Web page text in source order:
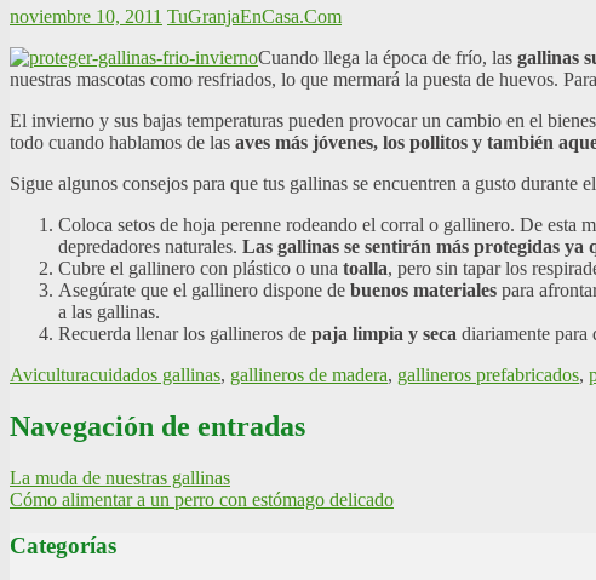
noviembre 10, 2011 TuGranjaEnCasa.Com
Cuando llega la época de frío, las gallinas
nuestras mascotas como resfriados, lo que mermará la puesta de huevos.
El invierno y sus bajas temperaturas pueden provocar un cambio en el
todo cuando hablamos de las aves más jóvenes, los pollitos y también
Sigue algunos consejos para que tus gallinas se encuentren a gusto durante
Coloca setos de hoja perenne rodeando el corral o gallinero. De esta
depredadores naturales. Las gallinas se sentirán más protegidas ya
Cubre el gallinero con plástico o una toalla, pero sin tapar los
Asegúrate que el gallinero dispone de buenos materiales para
a las gallinas.
Recuerda llenar los gallineros de paja limpia y seca diariamente para
Aviculturacuidados gallinas, gallineros de madera, gallineros prefabricados,
Navegación de entradas
La muda de nuestras gallinas
Cómo alimentar a un perro con estómago delicado
Categorías